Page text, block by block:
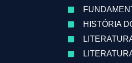
HISTÓRIA